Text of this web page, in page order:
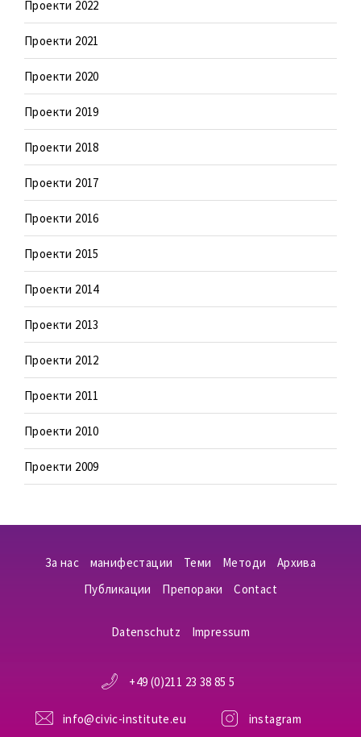
Проекти 2022
Проекти 2021
Проекти 2020
Проекти 2019
Проекти 2018
Проекти 2017
Проекти 2016
Проекти 2015
Проекти 2014
Проекти 2013
Проекти 2012
Проекти 2011
Проекти 2010
Проекти 2009
За нас манифестации Теми Методи
Aрхива
Публикации
Препораки Contact
Datenschutz Impressum
+49 (0)211 23 38 85 5
info@civic-institute.eu instagram